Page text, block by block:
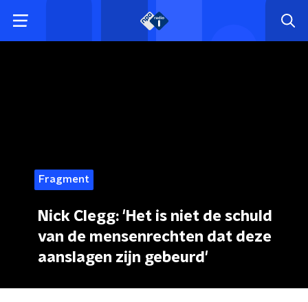
Fragment
Nick Clegg: 'Het is niet de schuld
van de mensenrechten dat deze
aanslagen zijn gebeurd'